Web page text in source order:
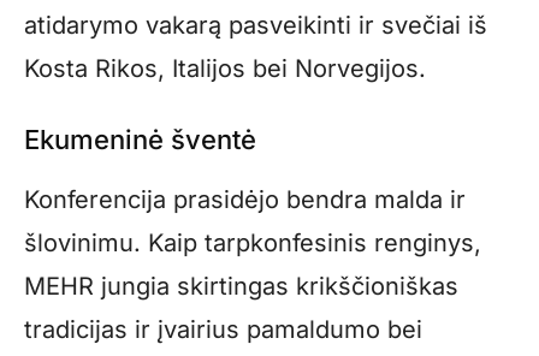
atidarymo vakarą pasveikinti ir svečiai iš
Kosta Rikos, Italijos bei Norvegijos.
Ekumeninė šventė
Konferencija prasidėjo bendra malda ir
šlovinimu. Kaip tarpkonfesinis renginys,
MEHR jungia skirtingas krikščioniškas
tradicijas ir įvairius pamaldumo bei